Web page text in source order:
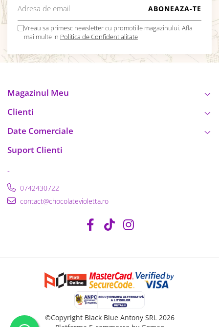
Vreau sa primesc newsletter cu promotiile magazinului. Afla
mai multe in Politica de Confidentialitate
Magazinul Meu
Clienti
Date Comerciale
Suport Clienti
-
0742430722
contact@chocolatevioletta.ro
©Copyright Black Blue Antony SRL 2026